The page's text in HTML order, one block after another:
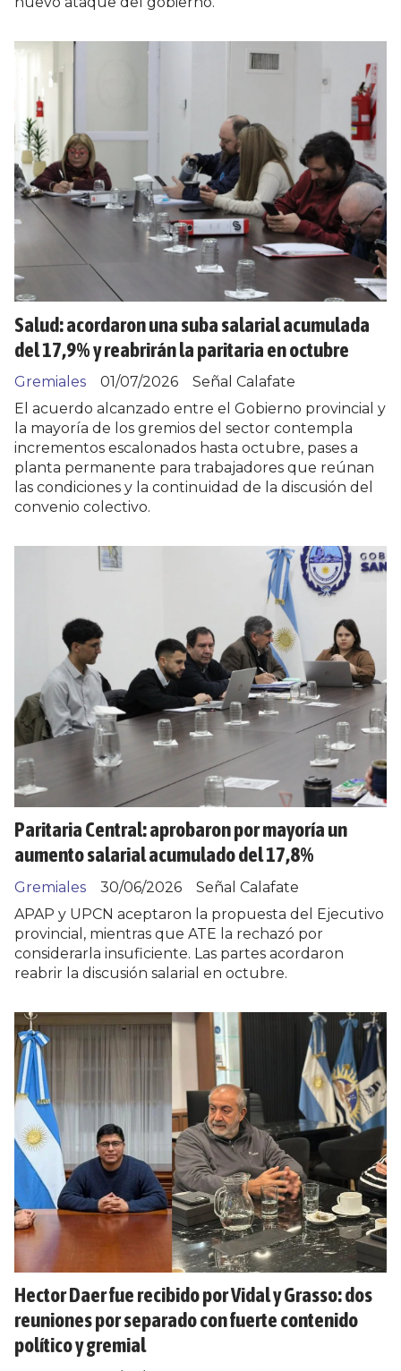
Salud: acordaron una suba salarial acumulada
del 17,9% y reabrirán la paritaria en octubre
Señal Calafate
Gremiales
01/07/2026
El acuerdo alcanzado entre el Gobierno provincial y
la mayoría de los gremios del sector contempla
incrementos escalonados hasta octubre, pases a
planta permanente para trabajadores que reúnan
las condiciones y la continuidad de la discusión del
convenio colectivo.
Paritaria Central: aprobaron por mayoría un
aumento salarial acumulado del 17,8%
Señal Calafate
Gremiales
30/06/2026
APAP y UPCN aceptaron la propuesta del Ejecutivo
provincial, mientras que ATE la rechazó por
considerarla insuficiente. Las partes acordaron
reabrir la discusión salarial en octubre.
Hector Daer fue recibido por Vidal y Grasso: dos
reuniones por separado con fuerte contenido
político y gremial